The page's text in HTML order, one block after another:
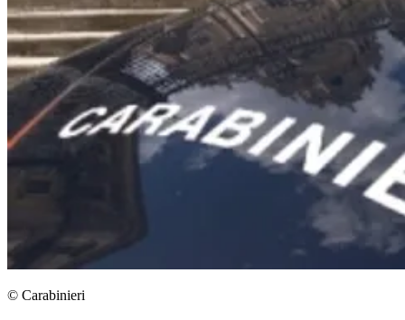
© Carabinieri